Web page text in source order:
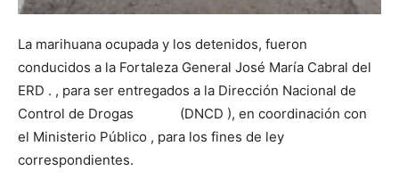
La marihuana ocupada y los detenidos, fueron
conducidos a la Fortaleza General José María Cabral del
ERD . , para ser entregados a la Dirección Nacional de
Control de Drogas (DNCD ), en coordinación con
el Ministerio Público , para los fines de ley
correspondientes.